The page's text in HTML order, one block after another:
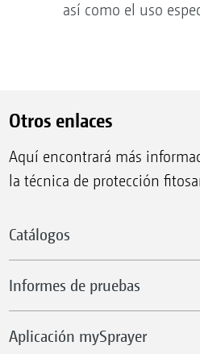
así como el uso
Otros enlaces
Aquí encontrará más
la técnica de protección
Catálogos
Informes de pruebas
Aplicación mySprayer